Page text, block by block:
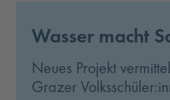
Wasser macht
Neues Projekt
Grazer